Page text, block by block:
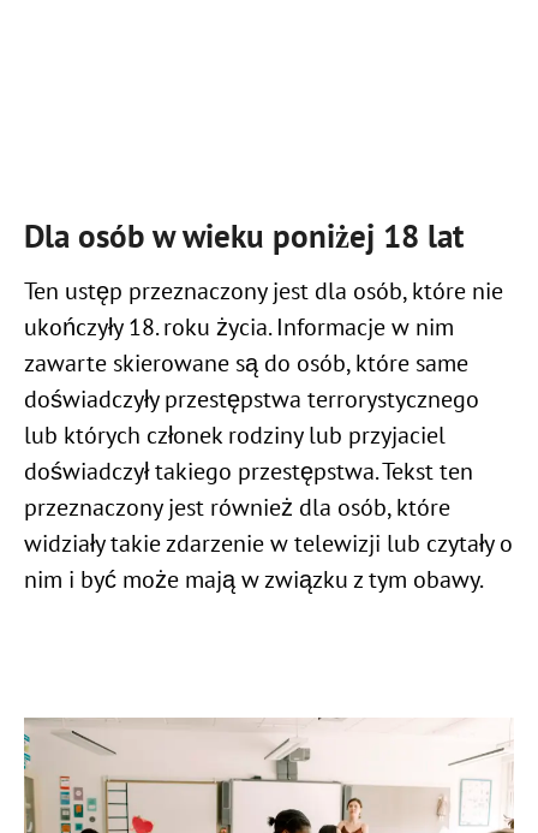
Dla osób w wieku poniżej 18 lat
Ten ustęp przeznaczony jest dla osób, które nie
ukończyły 18. roku życia. Informacje w nim
zawarte skierowane są do osób, które same
doświadczyły przestępstwa terrorystycznego
lub których członek rodziny lub przyjaciel
doświadczył takiego przestępstwa. Tekst ten
przeznaczony jest również dla osób, które
widziały takie zdarzenie w telewizji lub czytały o
nim i być może mają w związku z tym obawy.